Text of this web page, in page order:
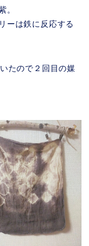
。
ーは鉄に反応する
たので２回目の媒